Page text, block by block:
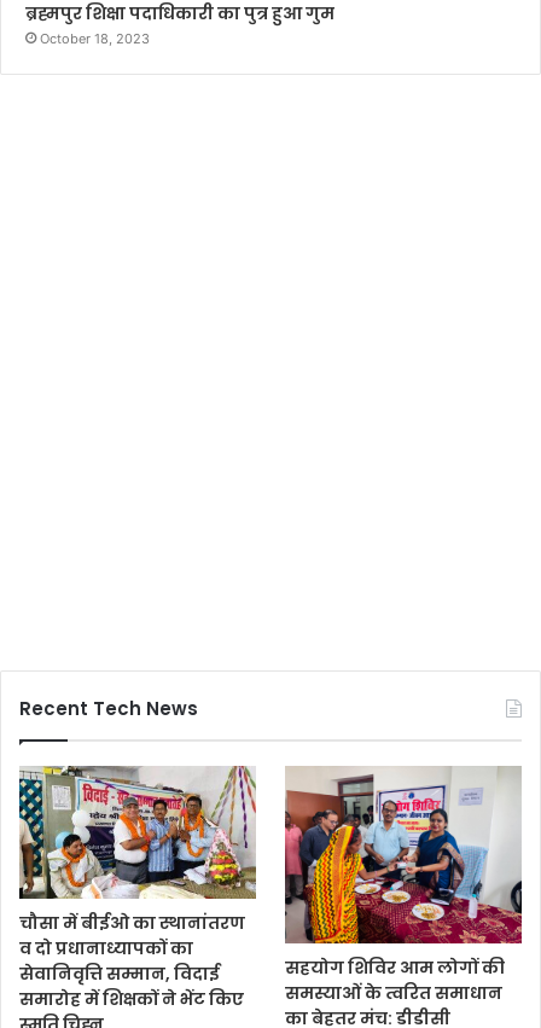
ब्रह्मपुर शिक्षा पदाधिकारी का पुत्र हुआ गुम
October 18, 2023
Recent Tech News
चौसा में बीईओ का स्थानांतरण
व दो प्रधानाध्यापकों का
सेवानिवृत्ति सम्मान, विदाई
समारोह में शिक्षकों ने भेंट किए
सहयोग शिविर आम लोगों की
समस्याओं के त्वरित समाधान
का बेहतर मंच: डीडीसी